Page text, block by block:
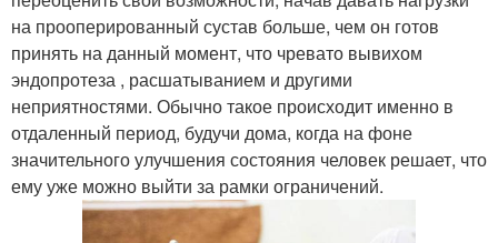
на прооперированный сустав больше, чем он готов
принять на данный момент, что чревато вывихом
эндопротеза , расшатыванием и другими
неприятностями. Обычно такое происходит именно в
отдаленный период, будучи дома, когда на фоне
значительного улучшения состояния человек решает, что
ему уже можно выйти за рамки ограничений.